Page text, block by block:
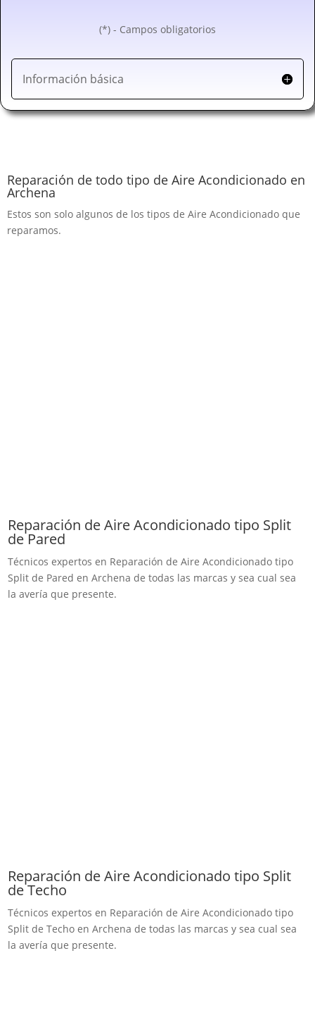
(*) - Campos obligatorios
Información básica
Reparación de todo tipo de Aire Acondicionado en
Archena
Estos son solo algunos de los tipos de Aire Acondicionado que
reparamos.
Reparación de Aire Acondicionado tipo Split
de Pared
Técnicos expertos en Reparación de Aire Acondicionado tipo
Split de Pared en Archena de todas las marcas y sea cual sea
la avería que presente.
Reparación de Aire Acondicionado tipo Split
de Techo
Técnicos expertos en Reparación de Aire Acondicionado tipo
Split de Techo en Archena de todas las marcas y sea cual sea
la avería que presente.